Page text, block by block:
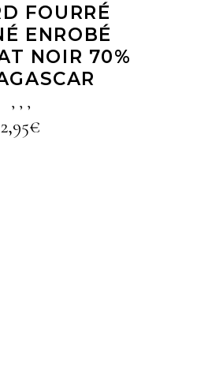
FOURRÉ
ENROBÉ
NOIR 70%
, , ,
2,95€